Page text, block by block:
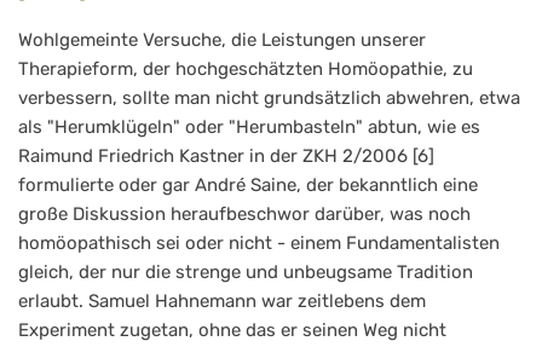
Wohlgemeinte Versuche, die Leistungen unserer
Therapieform, der hochgeschätzten Homöopathie, zu
verbessern, sollte man nicht grundsätzlich abwehren, etwa
als "Herumklügeln" oder "Herumbasteln" abtun, wie es
Raimund Friedrich Kastner in der ZKH 2/2006 [6]
formulierte oder gar André Saine, der bekanntlich eine
große Diskussion heraufbeschwor darüber, was noch
homöopathisch sei oder nicht - einem Fundamentalisten
gleich, der nur die strenge und unbeugsame Tradition
erlaubt. Samuel Hahnemann war zeitlebens dem
Experiment zugetan, ohne das er seinen Weg nicht